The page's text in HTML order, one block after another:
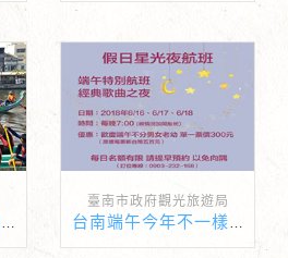
臺南市政府觀光旅遊局